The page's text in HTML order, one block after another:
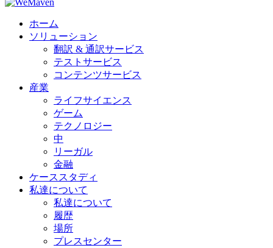
ホーム
ソリューション
翻訳 & 通訳サービス
テストサービス
コンテンツサービス
産業
ライフサイエンス
ゲーム
テクノロジー
中
リーガル
金融
ケーススタディ
私達について
私達について
履歴
場所
プレスセンター